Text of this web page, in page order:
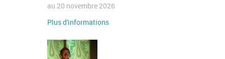
au 20 novembre 2026
Plus d'informations